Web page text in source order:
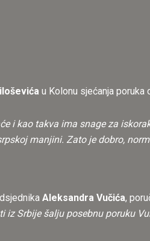
u Kolonu sjećanja poruka
i kao takva ima snage za
manjini. Zato je dobro,
Aleksandra Vučića,
Srbije šalju posebnu poruku